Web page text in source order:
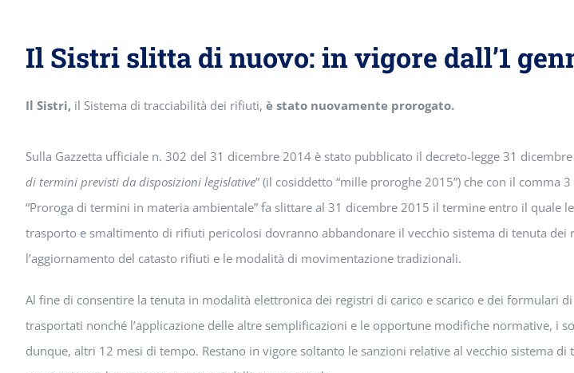
Il Sistri slitta di nuovo: in vigore dall’1
Il Sistri, il Sistema di tracciabilità dei rifiuti, è stato nuovamente prorogato.
Sulla Gazzetta ufficiale n. 302 del 31 dicembre 2014 è stato pubblicato il decreto-legge 31
di termini previsti da disposizioni legislative” (il cosiddetto “mille proroghe 2015”) che con il comma
“Proroga di termini in materia ambientale” fa slittare al 31 dicembre 2015 il termine entro il quale
trasporto e smaltimento di rifiuti pericolosi dovranno abbandonare il vecchio sistema di tenuta dei
l’aggiornamento del catasto rifiuti e le modalità di movimentazione tradizionali.
Al fine di consentire la tenuta in modalità elettronica dei registri di carico e scarico e dei formulari
trasportati nonché l’applicazione delle altre semplificazioni e le opportune modifiche normative, i
dunque, altri 12 mesi di tempo. Restano in vigore soltanto le sanzioni relative al vecchio sistema